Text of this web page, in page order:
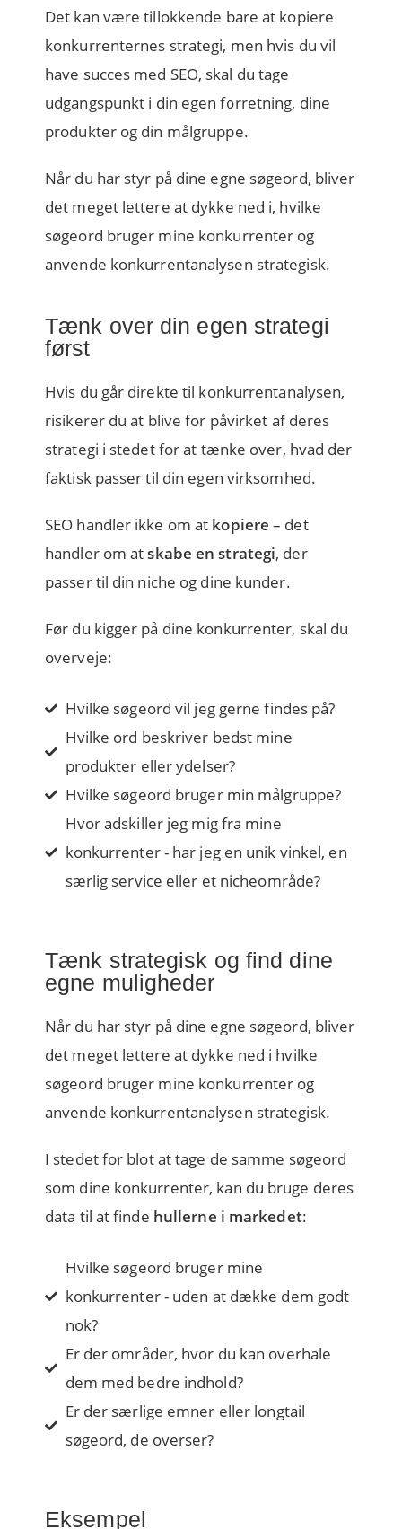
Det kan være tillokkende bare at kopiere
konkurrenternes strategi, men hvis du vil
have succes med SEO, skal du tage
udgangspunkt i din egen forretning, dine
produkter og din målgruppe.
Når du har styr på dine egne søgeord, bliver
det meget lettere at dykke ned i, hvilke
søgeord bruger mine konkurrenter og
anvende konkurrentanalysen strategisk.
Tænk over din egen strategi
først
Hvis du går direkte til konkurrentanalysen,
risikerer du at blivefor påvirket af deres
strategi i stedet for at tænke over, hvad der
faktisk passer til din egen virksomhed.
SEO handler ikke om at kopiere – det
handler om atskabe en strategi, der
passer til din niche og dine kunder.
Før du kigger på dine konkurrenter, skal du
overveje:
Hvilke søgeord vil jeg gerne findes på?
Hvilke ord beskriver bedst mine
produkter eller ydelser?
Hvilke søgeord bruger min målgruppe?
Hvor adskiller jeg mig fra mine
konkurrenter - har jeg en unik vinkel, en
særlig service eller et nicheområde?
Tænk strategisk og find dine
egne muligheder
Når du har styr på dine egne søgeord, bliver
det meget lettere at dykke ned i hvilke
søgeord bruger mine konkurrenter og
anvende konkurrentanalysen strategisk.
I stedet for blot at tage de samme søgeord
som dine konkurrenter, kan du bruge deres
data til at finde hullerne i markedet:
Hvilke søgeord bruger mine
konkurrenter - uden at dække dem godt
nok?
Er der områder, hvor du kan overhale
dem med bedre indhold?
Er der særlige emner eller longtail
søgeord, de overser?
Eksempel